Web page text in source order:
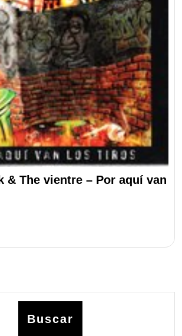
& The vientre – Por aquí van
Buscar